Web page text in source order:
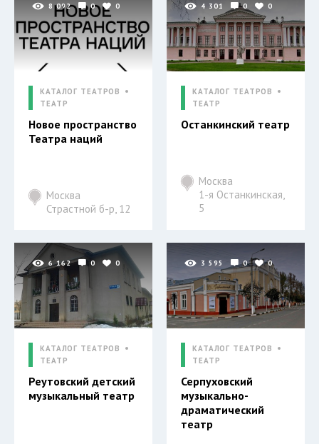
8 092 0 0
КАТАЛОГ ТЕАТРОВ
ТЕАТР
Новое пространство
Театра наций
Москва
Страстной б-р, 12
4 301 0 0
КАТАЛОГ ТЕАТРОВ
ТЕАТР
Останкинский театр
Москва
1-я Останкинская,
5
6 162 0 0
КАТАЛОГ ТЕАТРОВ
ТЕАТР
Реутовский детский
музыкальный театр
3 595 0 0
КАТАЛОГ ТЕАТРОВ
ТЕАТР
Серпуховский
музыкально-
драматический
театр